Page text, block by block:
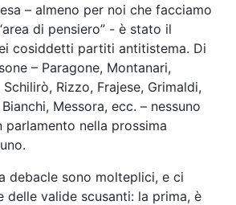
– almeno per noi che facciamo
di pensiero” - è stato il
cosiddetti partiti antitistema. Di
– Paragone, Montanari,
Rizzo, Frajese, Grimaldi,
Messora, ecc. – nessuno
parlamento nella prossima
debacle sono molteplici, e ci
delle valide scusanti: la prima, è